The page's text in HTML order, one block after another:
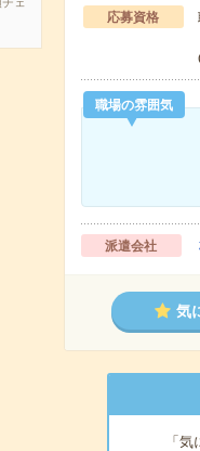
応募資格
職場の雰囲気
派遣会社
気
「